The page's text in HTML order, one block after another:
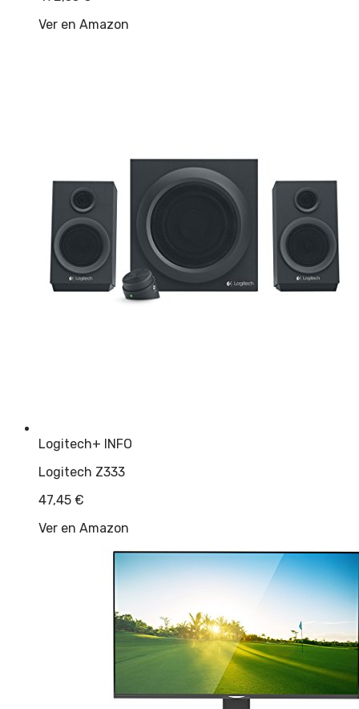
Ver en Amazon
Logitech+ INFO
Logitech Z333
47,45 €
Ver en Amazon